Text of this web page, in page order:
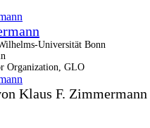
Universität Bonn
Organization, GLO
Klaus F. Zimmermann